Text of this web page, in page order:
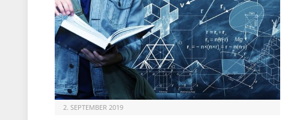
2. SEPTEMBER 2019